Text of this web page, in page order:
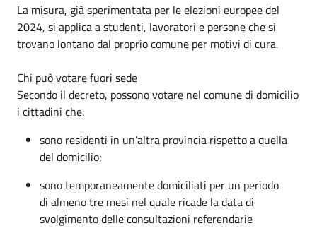
La misura, già sperimentata per le elezioni europee del
2024, si applica a studenti, lavoratori e persone che si
trovano lontano dal proprio comune per motivi di cura.
Chi può votare fuori sede
Secondo il decreto, possono votare nel comune di domicilio
i cittadini che:
sono residenti in un’altra provincia rispetto a quella
del domicilio;
sono temporaneamente domiciliati per un periodo
di almeno tre mesi nel quale ricade la data di
svolgimento delle consultazioni referendarie